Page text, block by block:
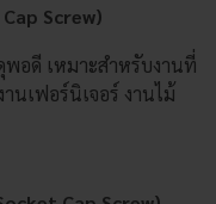
Screw)
อดี เหมาะสำหรับงานที่
นเฟอร์นิเจอร์ งานไม้